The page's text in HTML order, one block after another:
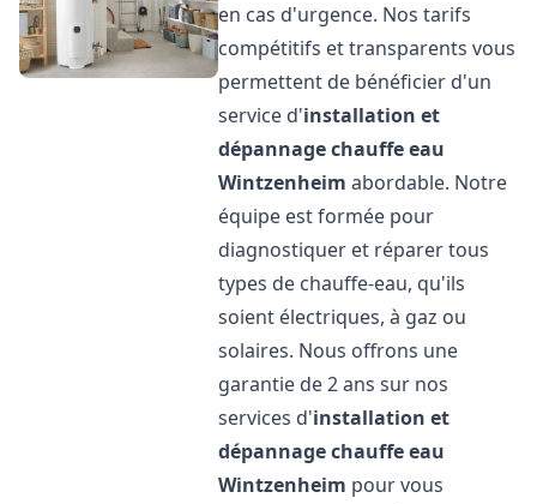
en cas d'urgence. Nos tarifs
compétitifs et transparents vous
permettent de bénéficier d'un
service d'installation et
dépannage chauffe eau
Wintzenheim abordable. Notre
équipe est formée pour
diagnostiquer et réparer tous
types de chauffe-eau, qu'ils
soient électriques, à gaz ou
solaires. Nous offrons une
garantie de 2 ans sur nos
services d'installation et
dépannage chauffe eau
Wintzenheim pour vous